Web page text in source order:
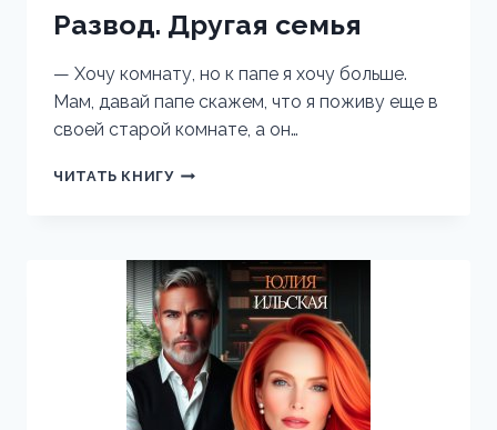
Развод. Другая семья
— Хочу комнату, но к папе я хочу больше.
Мам, давай папе скажем, что я поживу еще в
своей старой комнате, а он…
ЧИТАТЬ КНИГУРАЗВОД.